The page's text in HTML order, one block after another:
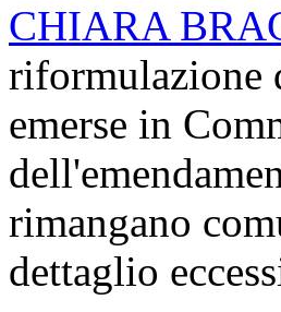
CHIARA
riformulazione
emerse in
rimangano
dettaglio